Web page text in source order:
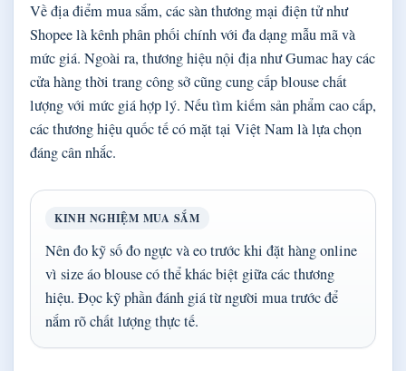
Về địa điểm mua sắm, các sàn thương mại điện tử như
Shopee là kênh phân phối chính với đa dạng mẫu mã và
mức giá. Ngoài ra, thương hiệu nội địa như Gumac hay các
cửa hàng thời trang công sở cũng cung cấp blouse chất
lượng với mức giá hợp lý. Nếu tìm kiếm sản phẩm cao cấp,
các thương hiệu quốc tế có mặt tại Việt Nam là lựa chọn
đáng cân nhắc.
KINH NGHIỆM MUA SẮM
Nên đo kỹ số đo ngực và eo trước khi đặt hàng online
vì size áo blouse có thể khác biệt giữa các thương
hiệu. Đọc kỹ phần đánh giá từ người mua trước để
nắm rõ chất lượng thực tế.